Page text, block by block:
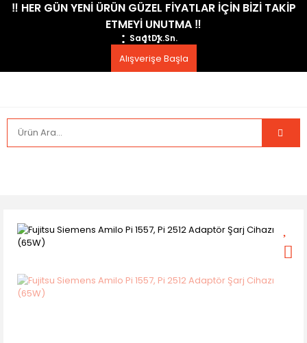
​‼️​ HER GÜN YENİ ÜRÜN GÜZEL FİYATLAR İÇİN BİZİ TAKİP
ETMEYİ UNUTMA ​‼️​
SaatDk.Sn.
Alışverişe Başla